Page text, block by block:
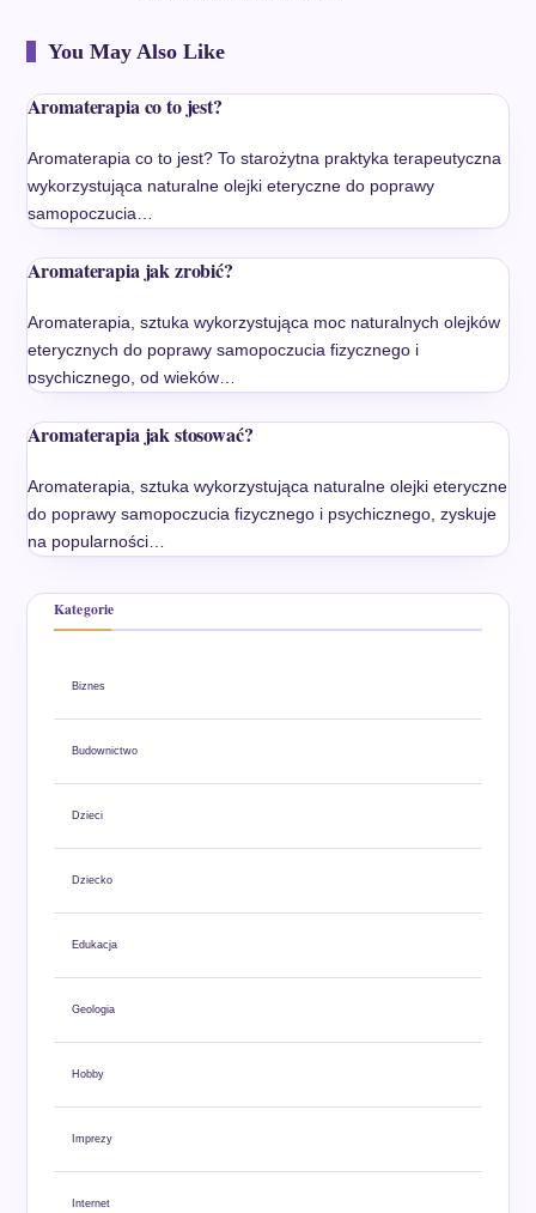
You May Also Like
Aromaterapia co to jest?
Aromaterapia co to jest? To starożytna praktyka terapeutyczna
wykorzystująca naturalne olejki eteryczne do poprawy
samopoczucia…
Aromaterapia jak zrobić?
Aromaterapia, sztuka wykorzystująca moc naturalnych olejków
eterycznych do poprawy samopoczucia fizycznego i
psychicznego, od wieków…
Aromaterapia jak stosować?
Aromaterapia, sztuka wykorzystująca naturalne olejki eteryczne
do poprawy samopoczucia fizycznego i psychicznego, zyskuje
na popularności…
Kategorie
Biznes
Budownictwo
Dzieci
Dziecko
Edukacja
Geologia
Hobby
Imprezy
Internet